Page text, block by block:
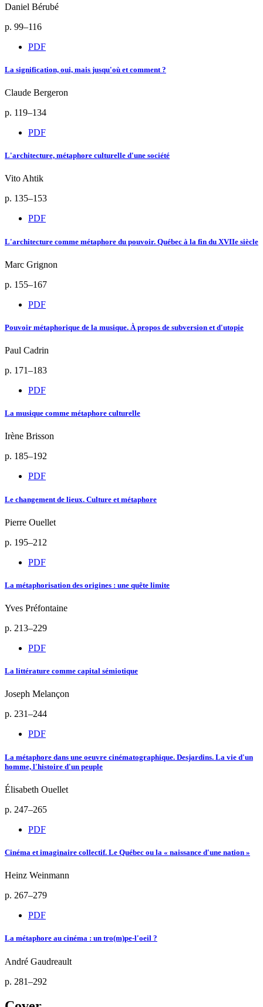
Daniel Bérubé
p. 99–116
PDF
La signification, oui, mais jusqu'où et comment ?
Claude Bergeron
p. 119–134
PDF
L'architecture, métaphore culturelle d'une société
Vito Ahtik
p. 135–153
PDF
L'architecture comme métaphore du pouvoir. Québec à la fin du XVIIe siècle
Marc Grignon
p. 155–167
PDF
Pouvoir métaphorique de la musique. À propos de subversion et d'utopie
Paul Cadrin
p. 171–183
PDF
La musique comme métaphore culturelle
Irène Brisson
p. 185–192
PDF
Le changement de lieux. Culture et métaphore
Pierre Ouellet
p. 195–212
PDF
La métaphorisation des origines : une quête limite
Yves Préfontaine
p. 213–229
PDF
La littérature comme capital sémiotique
Joseph Melançon
p. 231–244
PDF
La métaphore dans une oeuvre cinématographique. Desjardins. La vie d'un
homme, l'histoire d'un peuple
Élisabeth Ouellet
p. 247–265
PDF
Cinéma et imaginaire collectif. Le Québec ou la « naissance d'une nation »
Heinz Weinmann
p. 267–279
PDF
La métaphore au cinéma : un tro(m)pe-l'oeil ?
André Gaudreault
p. 281–292